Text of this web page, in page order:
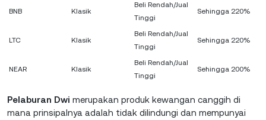
BNB Klasik
Beli Rendah/Jual
Tinggi
Sehingga 220%
LTC Klasik
Beli Rendah/Jual
Tinggi
Sehingga 220%
NEAR Klasik
Beli Rendah/Jual
Tinggi
Sehingga 200%
Pelaburan Dwi merupakan produk kewangan canggih di
mana prinsipalnya adalah tidak dilindungi dan mempunyai